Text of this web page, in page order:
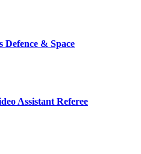
& Space
Assistant Referee